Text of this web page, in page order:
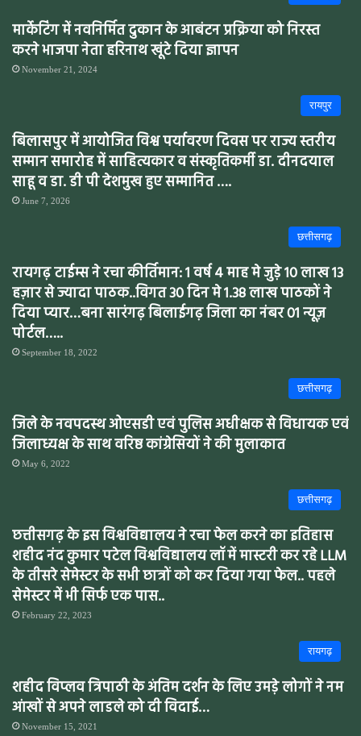
मार्केटिंग में नवनिर्मित दुकान के आबंटन प्रक्रिया को निरस्त
करने भाजपा नेता हरिनाथ खूंटे दिया ज्ञापन
November 21, 2024
रायपुर
बिलासपुर में आयोजित विश्व पर्यावरण दिवस पर राज्य स्तरीय
सम्मान समारोह में साहित्यकार व संस्कृतिकर्मी डा. दीनदयाल
साहू व डा. डी पी देशमुख हुए सम्मानित ….
June 7, 2026
छत्तीसगढ़
रायगढ़ टाईम्स ने रचा कीर्तिमान: 1 वर्ष 4 माह मे जुड़े 10 लाख 13
हज़ार से ज्यादा पाठक..विगत 30 दिन मे 1.38 लाख पाठकों ने
दिया प्यार…बना सारंगढ़ बिलाईगढ़ जिला का नंबर 01 न्यूज़
पोर्टल…..
September 18, 2022
छत्तीसगढ़
जिले के नवपदस्थ ओएसडी एवं पुलिस अधीक्षक से विधायक एवं
जिलाध्यक्ष के साथ वरिष्ठ कांग्रेसियों ने की मुलाकात
May 6, 2022
छत्तीसगढ़
छत्तीसगढ़ के इस विश्वविद्यालय ने रचा फेल करने का इतिहास
शहीद नंद कुमार पटेल विश्वविद्यालय लॉ में मास्टरी कर रहे LLM
के तीसरे सेमेस्टर के सभी छात्रों को कर दिया गया फेल.. पहले
सेमेस्टर में भी सिर्फ एक पास..
February 22, 2023
रायगढ़
शहीद विप्लव त्रिपाठी के अंतिम दर्शन के लिए उमड़े लोगों ने नम
आंखों से अपने लाडले को दी विदाई…
November 15, 2021